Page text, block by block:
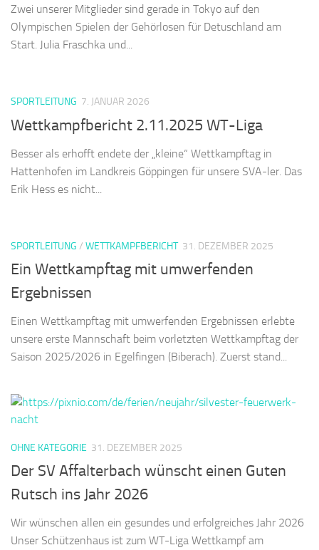
Zwei unserer Mitglieder sind gerade in Tokyo auf den
Olympischen Spielen der Gehörlosen für Detuschland am
Start. Julia Fraschka und...
SPORTLEITUNG 7. JANUAR 2026
Wettkampfbericht 2.11.2025 WT-Liga
Besser als erhofft endete der „kleine“ Wettkampftag in
Hattenhofen im Landkreis Göppingen für unsere SVA-ler. Das
Erik Hess es nicht...
SPORTLEITUNG / WETTKAMPFBERICHT 31. DEZEMBER 2025
Ein Wettkampftag mit umwerfenden
Ergebnissen
Einen Wettkampftag mit umwerfenden Ergebnissen erlebte
unsere erste Mannschaft beim vorletzten Wettkampftag der
Saison 2025/2026 in Egelfingen (Biberach). Zuerst stand...
OHNE KATEGORIE 31. DEZEMBER 2025
Der SV Affalterbach wünscht einen Guten
Rutsch ins Jahr 2026
Wir wünschen allen ein gesundes und erfolgreiches Jahr 2026
Unser Schützenhaus ist zum WT-Liga Wettkampf am